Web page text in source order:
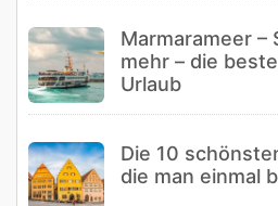
Marmarameer –
mehr – die
Urlaub
Die 10
die man einmal